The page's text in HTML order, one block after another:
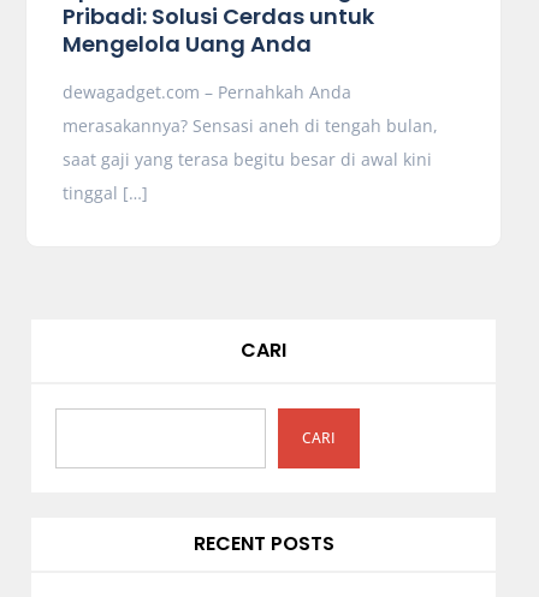
Pribadi: Solusi Cerdas untuk
Mengelola Uang Anda
dewagadget.com – Pernahkah Anda
merasakannya? Sensasi aneh di tengah bulan,
saat gaji yang terasa begitu besar di awal kini
tinggal […]
CARI
CARI
RECENT POSTS